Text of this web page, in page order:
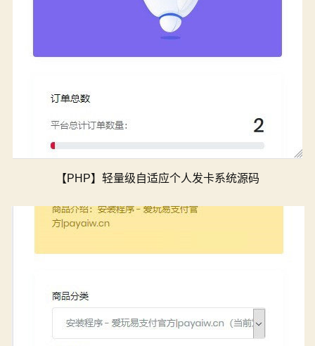
【PHP】轻量级自适应个人发卡系统源码